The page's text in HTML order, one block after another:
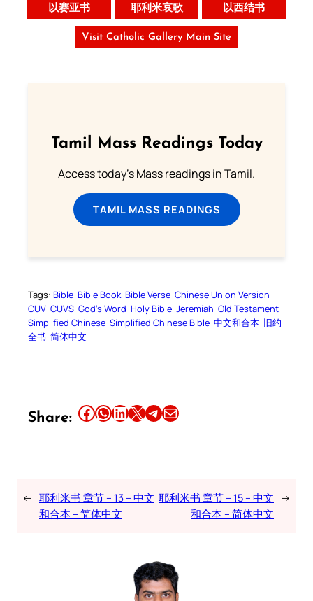
以赛亚书 耶利米哀歌 以西结书
Visit Catholic Gallery Main Site
Tamil Mass Readings Today
Access today's Mass readings in Tamil.
TAMIL MASS READINGS
Tags: Bible Bible Book Bible Verse Chinese Union Version
CUV CUVS God’s Word Holy Bible Jeremiah Old Testament
Simplified Chinese Simplified Chinese Bible 中文和合本 旧约
全书 简体中文
Share: Share this article on Facebook Share this article on WhatsApp Share this article on LinkedIn Share this article on X Share this article on TelegramEmail this Article
← 耶利米书 章节 – 13 – 中文
和合本 – 简体中文
耶利米书 章节 – 15 – 中文
和合本 – 简体中文
→